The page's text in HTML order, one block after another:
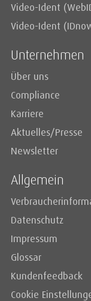
Video-Ident
Video-Ident
Unternehmen
Über uns
Compliance
Karriere
Aktuelles/Presse
Newsletter
Allgemein
Datenschutz
Impressum
Glossar
Kundenfeedback
Cookie